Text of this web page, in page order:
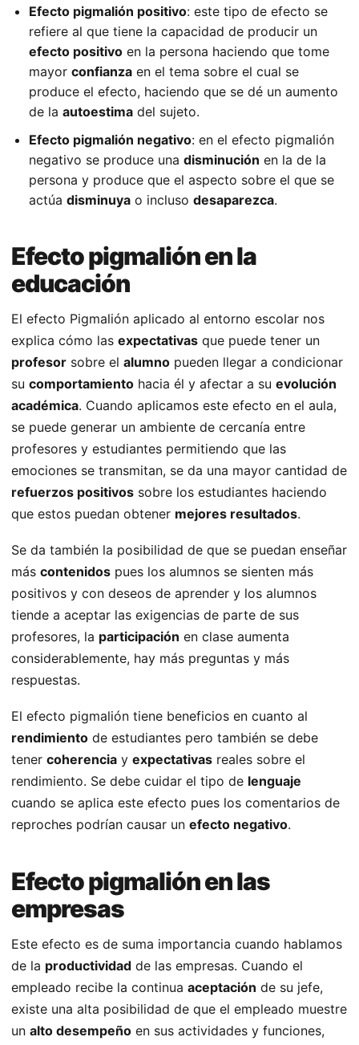
Efecto pigmalión positivo: este tipo de efecto se
refiere al que tiene la capacidad de producir un
efecto positivo en la persona haciendo que tome
mayor confianza en el tema sobre el cual se
produce el efecto, haciendo que se dé un aumento
de la autoestima del sujeto.
Efecto pigmalión negativo: en el efecto pigmalión
negativo se produce una disminución en la de la
persona y produce que el aspecto sobre el que se
actúa disminuya o incluso desaparezca.
Efecto pigmalión en la
educación
El efecto Pigmalión aplicado al entorno escolar nos
explica cómo las expectativas que puede tener un
profesor sobre el alumno pueden llegar a condicionar
su comportamiento hacia él y afectar a su evolución
académica. Cuando aplicamos este efecto en el aula,
se puede generar un ambiente de cercanía entre
profesores y estudiantes permitiendo que las
emociones se transmitan, se da una mayor cantidad de
refuerzos positivos sobre los estudiantes haciendo
que estos puedan obtener mejores resultados.
Se da también la posibilidad de que se puedan enseñar
más contenidos pues los alumnos se sienten más
positivos y con deseos de aprender y los alumnos
tiende a aceptar las exigencias de parte de sus
profesores, la participación en clase aumenta
considerablemente, hay más preguntas y más
respuestas.
El efecto pigmalión tiene beneficios en cuanto al
rendimiento de estudiantes pero también se debe
tener coherencia y expectativas reales sobre el
rendimiento. Se debe cuidar el tipo de lenguaje
cuando se aplica este efecto pues los comentarios de
reproches podrían causar un efecto negativo.
Efecto pigmalión en las
empresas
Este efecto es de suma importancia cuando hablamos
de la productividad de las empresas. Cuando el
empleado recibe la continua aceptación de su jefe,
existe una alta posibilidad de que el empleado muestre
un alto desempeño en sus actividades y funciones,